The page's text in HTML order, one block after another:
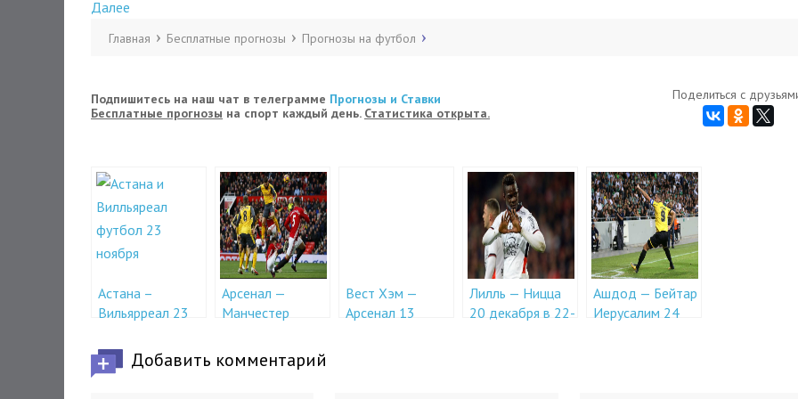
Далее
Главная Бесплатные прогнозы Прогнозы на футбол
Подпишитесь на наш чат в телеграмме Прогнозы и Ставки
Бесплатные прогнозы на спорт каждый день. Статистика открыта.
Поделиться с
Астана –
Вильярреал 23
Арсенал —
Манчестер
декабря в 20-30
Вест Хэм —
Арсенал 13
Лилль — Ницца
20 декабря в 22-
Ашдод — Бейтар
Иерусалим 24
Добавить комментарий